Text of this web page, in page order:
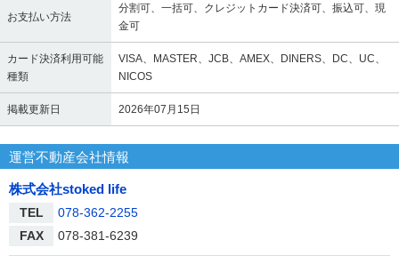
お支払い方法
分割可、一括可、クレジットカード決済可、振込可、現
金可
カード決済利用可能
種類
VISA、MASTER、JCB、AMEX、DINERS、DC、UC、
NICOS
掲載更新日 2026年07月15日
運営不動産会社情報
株式会社stoked life
TEL
078-362-2255
FAX
078-381-6239